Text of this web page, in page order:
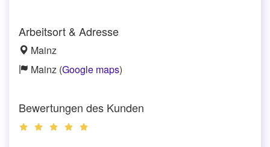
Arbeitsort & Adresse
Mainz
Mainz (Google maps)
Bewertungen des Kunden